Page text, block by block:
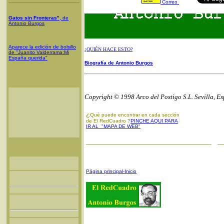
Gatos sin Fronteras" , de
Antonio Burgos
Aparece la edición de bolsillo
de "Juanito Valderrama:Mi
España querida"
Correo
¿QUIÉN HACE ESTO?
Biografía de Antonio Burgos
Copyright © 1998 Arco del Postigo S.L. Sevilla,
¿ Qué puede encontrar en cada sección
de El RedCuadro ?PINCHE AQUI PARA
IR AL "MAPA DE WEB"
Página principal-Inicio